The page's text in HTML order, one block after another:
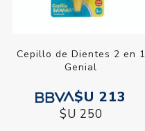
Cepillo de Dientes 2 en 1
Genial
$U 213
$U 250